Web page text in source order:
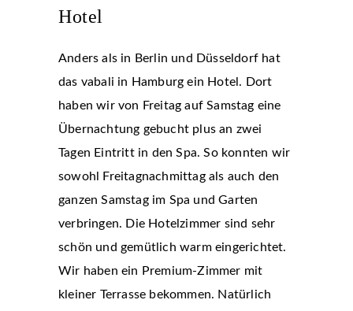
Hotel
Anders als in Berlin und Düsseldorf hat
das vabali in Hamburg ein Hotel. Dort
haben wir von Freitag auf Samstag eine
Übernachtung gebucht plus an zwei
Tagen Eintritt in den Spa. So konnten wir
sowohl Freitagnachmittag als auch den
ganzen Samstag im Spa und Garten
verbringen. Die Hotelzimmer sind sehr
schön und gemütlich warm eingerichtet.
Wir haben ein Premium-Zimmer mit
kleiner Terrasse bekommen. Natürlich